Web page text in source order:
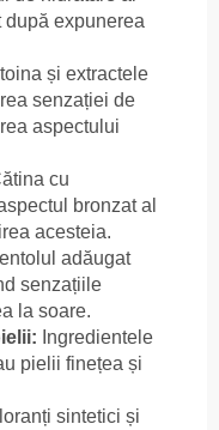
după expunerea
și extractele
senzației de
aspectului
cu
bronzat al
acesteia.
adăugat
senzațiile
la soare.
Ingredientele
pielii finețea și
sintetici și